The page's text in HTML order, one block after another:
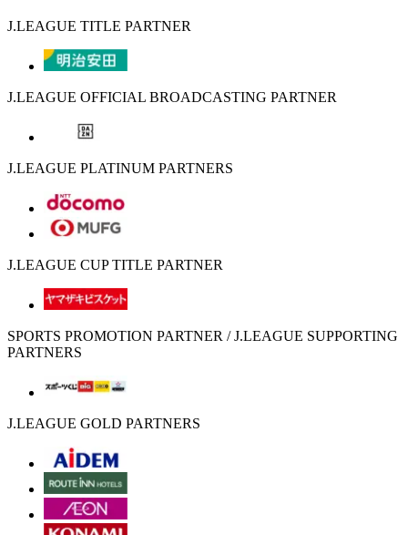
J.LEAGUE TITLE PARTNER
J.LEAGUE OFFICIAL BROADCASTING PARTNER
J.LEAGUE PLATINUM PARTNERS
J.LEAGUE CUP TITLE PARTNER
SPORTS PROMOTION PARTNER / J.LEAGUE SUPPORTING
PARTNERS
J.LEAGUE GOLD PARTNERS